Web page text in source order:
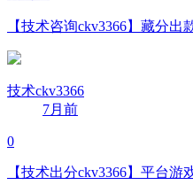
【技术咨询ckv3366】藏分出
技术ckv3366
7月前
0
【技术出分ckv3366】平台